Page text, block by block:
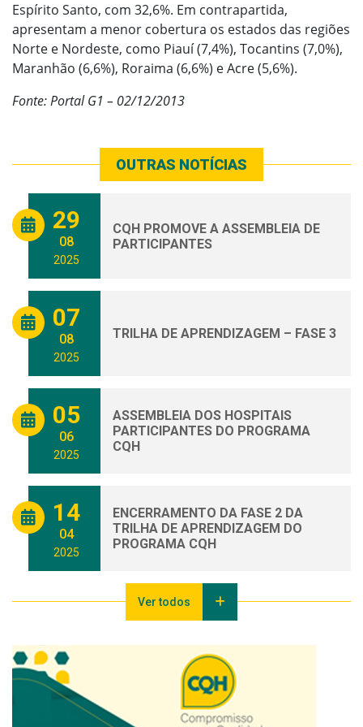
Espírito Santo, com 32,6%. Em contrapartida,
apresentam a menor cobertura os estados das regiões
Norte e Nordeste, como Piauí (7,4%), Tocantins (7,0%),
Maranhão (6,6%), Roraima (6,6%) e Acre (5,6%).
Fonte: Portal G1 – 02/12/2013
OUTRAS NOTÍCIAS
29
08
2025
CQH PROMOVE A ASSEMBLEIA DE
PARTICIPANTES
07
08
2025
TRILHA DE APRENDIZAGEM – FASE 3
05
06
2025
ASSEMBLEIA DOS HOSPITAIS
PARTICIPANTES DO PROGRAMA
CQH
14
04
2025
ENCERRAMENTO DA FASE 2 DA
TRILHA DE APRENDIZAGEM DO
PROGRAMA CQH
Ver todos